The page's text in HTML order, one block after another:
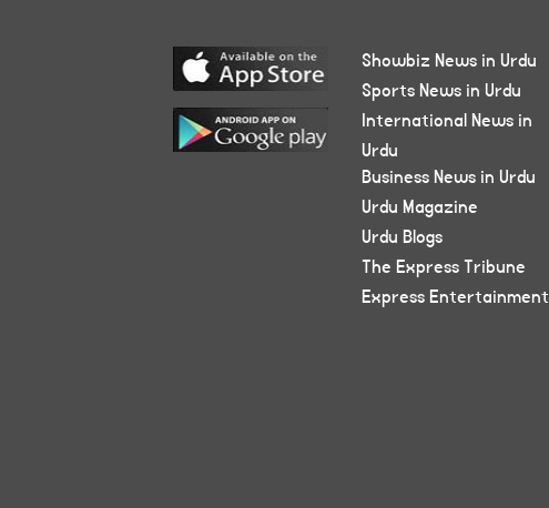
Showbiz News in Urdu
Sports News in Urdu
International News in
Urdu
Business News in Urdu
Urdu Magazine
Urdu Blogs
The Express Tribune
Express Entertainment